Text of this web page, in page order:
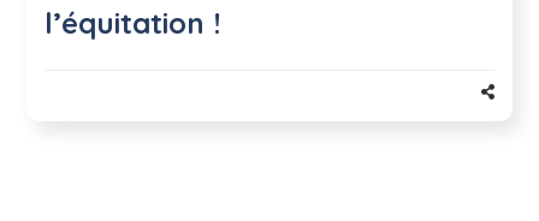
l’équitation !